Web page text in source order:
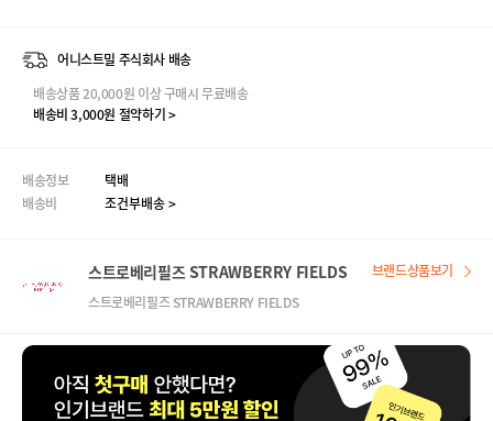
어니스트밀 주식회사 배송
배송상품 20,000원 이상 구매시 무료배송
배송비 3,000원 절약하기 >
배송정보
택배
배송비
조건부배송 >
스트로베리필즈 STRAWBERRY FIELDS
스트로베리필즈 STRAWBERRY FIELDS
브랜드상품보기